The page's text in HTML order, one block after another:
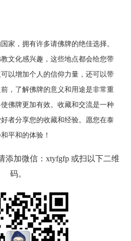
家，拥有许多请佛牌的绝佳选择。
文化感兴趣，这些地点都会给您带
以增加个人的信仰力量，还可以带
，了解佛牌的意义和用途是非常重
佛牌更加有效。收藏和交流是一种
者分享您的收藏和经验。愿您在泰
平和的体验！
添加微信：xtyfgfp 或扫以下二维
码。